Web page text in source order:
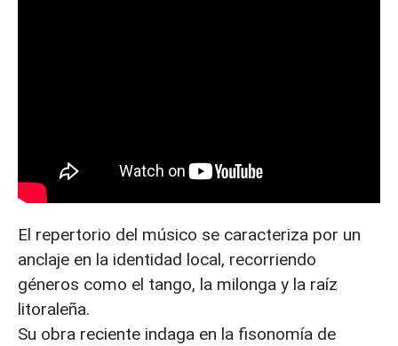
El repertorio del músico se caracteriza por un
anclaje en la identidad local, recorriendo
géneros como el tango, la milonga y la raíz
litoraleña.
Su obra reciente indaga en la fisonomía de